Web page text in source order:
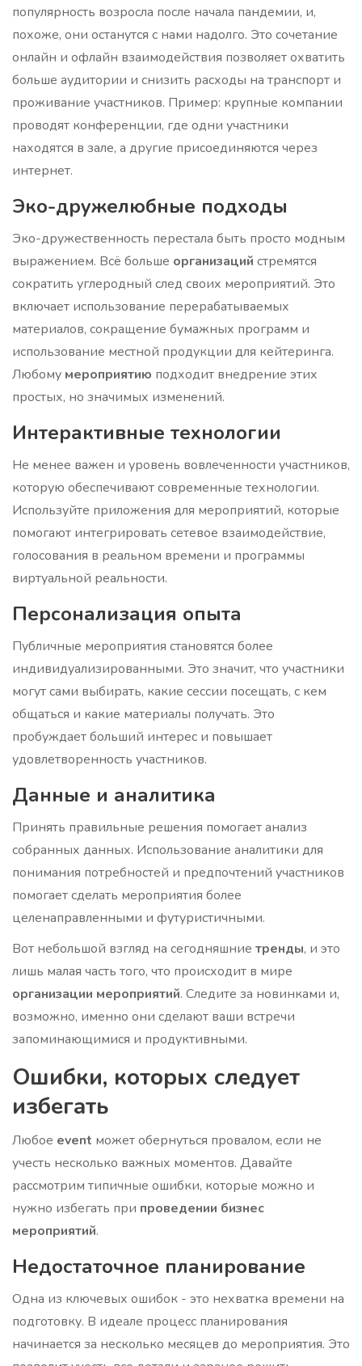
популярность возросла после начала пандемии, и,
похоже, они останутся с нами надолго. Это сочетание
онлайн и офлайн взаимодействия позволяет охватить
больше аудитории и снизить расходы на транспорт и
проживание участников. Пример: крупные компании
проводят конференции, где одни участники
находятся в зале, а другие присоединяются через
интернет.
Эко-дружелюбные подходы
Эко-дружественность перестала быть просто модным
выражением. Всё больше организаций стремятся
сократить углеродный след своих мероприятий. Это
включает использование перерабатываемых
материалов, сокращение бумажных программ и
использование местной продукции для кейтеринга.
Любому мероприятию подходит внедрение этих
простых, но значимых изменений.
Интерактивные технологии
Не менее важен и уровень вовлеченности участников,
которую обеспечивают современные технологии.
Используйте приложения для мероприятий, которые
помогают интегрировать сетевое взаимодействие,
голосования в реальном времени и программы
виртуальной реальности.
Персонализация опыта
Публичные мероприятия становятся более
индивидуализированными. Это значит, что участники
могут сами выбирать, какие сессии посещать, с кем
общаться и какие материалы получать. Это
пробуждает больший интерес и повышает
удовлетворенность участников.
Данные и аналитика
Принять правильные решения помогает анализ
собранных данных. Использование аналитики для
понимания потребностей и предпочтений участников
помогает сделать мероприятия более
целенаправленными и футуристичными.
Вот небольшой взгляд на сегодняшние тренды, и это
лишь малая часть того, что происходит в мире
организации мероприятий. Следите за новинками и,
возможно, именно они сделают ваши встречи
запоминающимися и продуктивными.
Ошибки, которых следует
избегать
Любое event может обернуться провалом, если не
учесть несколько важных моментов. Давайте
рассмотрим типичные ошибки, которые можно и
нужно избегать при проведении бизнес
мероприятий.
Недостаточное планирование
Одна из ключевых ошибок - это нехватка времени на
подготовку. В идеале процесс планирования
начинается за несколько месяцев до мероприятия. Это